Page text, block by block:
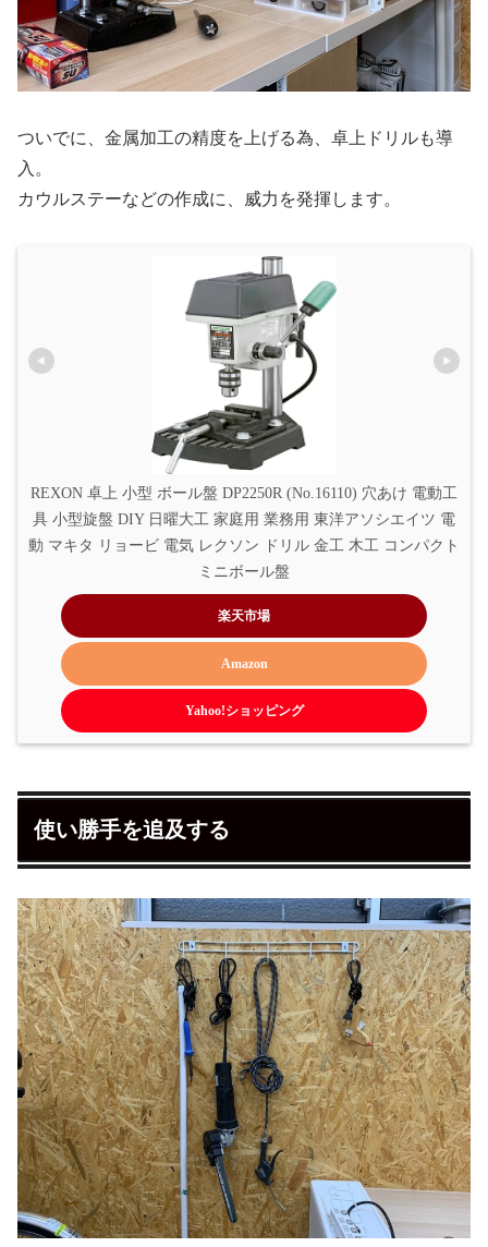
ついでに、金属加工の精度を上げる為、卓上ドリルも導
入。
カウルステーなどの作成に、威力を発揮します。
REXON 卓上 小型 ボール盤 DP2250R (No.16110) 穴あけ 電動工
具 小型旋盤 DIY 日曜大工 家庭用 業務用 東洋アソシエイツ 電
動 マキタ リョービ 電気 レクソン ドリル 金工 木工 コンパクト
ミニボール盤
楽天市場
Amazon
Yahoo!ショッピング
使い勝手を追及する